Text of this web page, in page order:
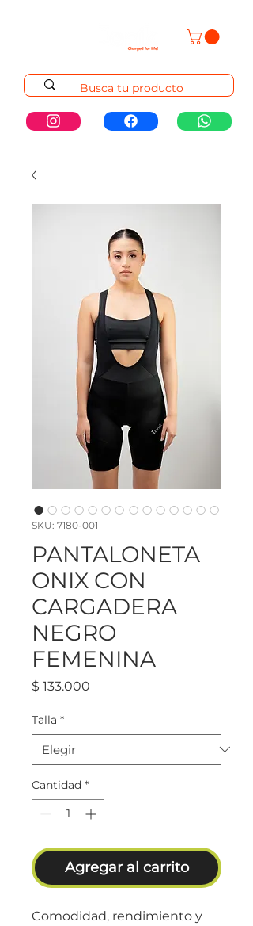
SKU: 7180-001
PANTALONETA
ONIX CON
CARGADERA
NEGRO
FEMENINA
$ 133.000
Talla *
Cantidad *
Agregar al carrito
Comodidad, rendimiento y